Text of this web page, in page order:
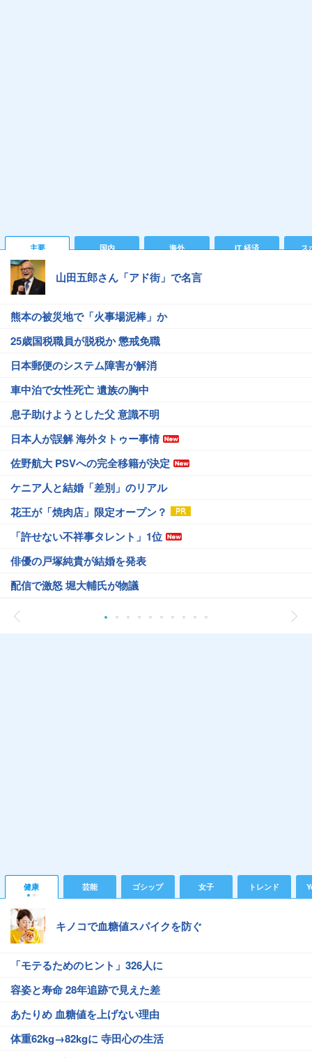
主要 国内 海外 IT 経済 ス
山田五郎さん「アド街」で名言
熊本の被災地で「火事場泥棒」か
25歳国税職員が脱税か 懲戒免職
日本郵便のシステム障害が解消
車中泊で女性死亡 遺族の胸中
息子助けようとした父 意識不明
日本人が誤解 海外タトゥー事情
佐野航大 PSVへの完全移籍が決定
ケニア人と結婚「差別」のリアル
花王が「焼肉店」限定オープン？
「許せない不祥事タレント」1位
俳優の戸塚純貴が結婚を発表
配信で激怒 堀大輔氏が物議
健康 芸能 ゴシップ 女子 トレンド
キノコで血糖値スパイクを防ぐ
「モテるためのヒント」326人に
容姿と寿命 28年追跡で見えた差
あたりめ 血糖値を上げない理由
体重62kg→82kgに 寺田心の生活